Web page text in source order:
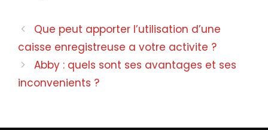
Que peut apporter l’utilisation d’une
caisse enregistreuse a votre activite ?
Abby : quels sont ses avantages et ses
inconvenients ?